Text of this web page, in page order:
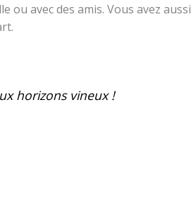
ou avec des amis. Vous avez aussi
horizons vineux !